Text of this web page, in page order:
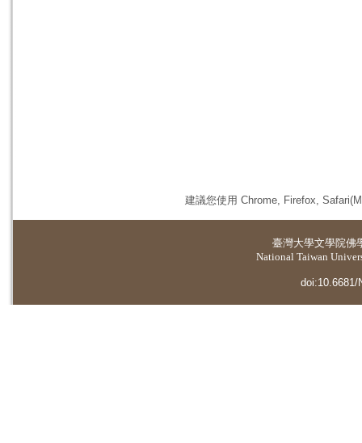
建議您使用 Chrome, Firefox,
臺灣大學文學院佛
National Taiwan
doi:10.6681/